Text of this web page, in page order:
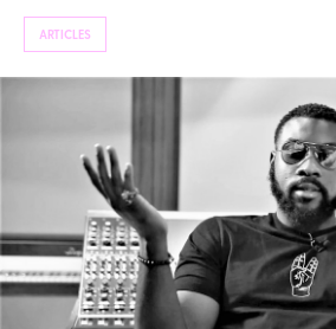
ARTICLES